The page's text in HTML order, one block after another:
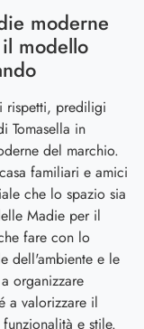
moderne
modello
rispetti, prediligi
Tomasella in
del marchio.
familiari e amici
che lo spazio sia
Madie per il
fare con lo
dell'ambiente e le
organizzare
a valorizzare il
e stile.